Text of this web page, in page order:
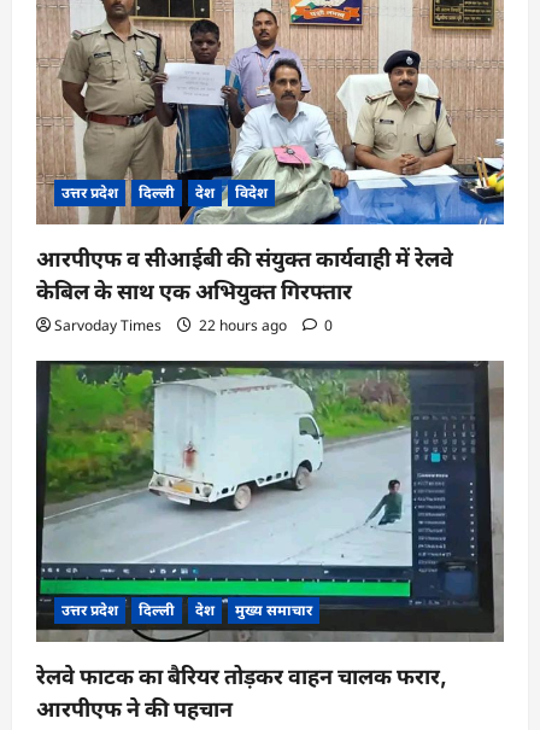
उत्तर प्रदेश दिल्ली देश विदेश
आरपीएफ व सीआईबी की संयुक्त कार्यवाही में रेलवे
केबिल के साथ एक अभियुक्त गिरफ्तार
Sarvoday Times 22 hours ago 0
उत्तर प्रदेश दिल्ली देश मुख्य समाचार
रेलवे फाटक का बैरियर तोड़कर वाहन चालक फरार,
आरपीएफ ने की पहचान